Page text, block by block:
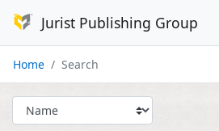
Jurist Publishing Group
Home Search